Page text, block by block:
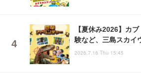
【夏休み2026】カ
験など、三島スカイ
2026.7.16 Thu 15:45